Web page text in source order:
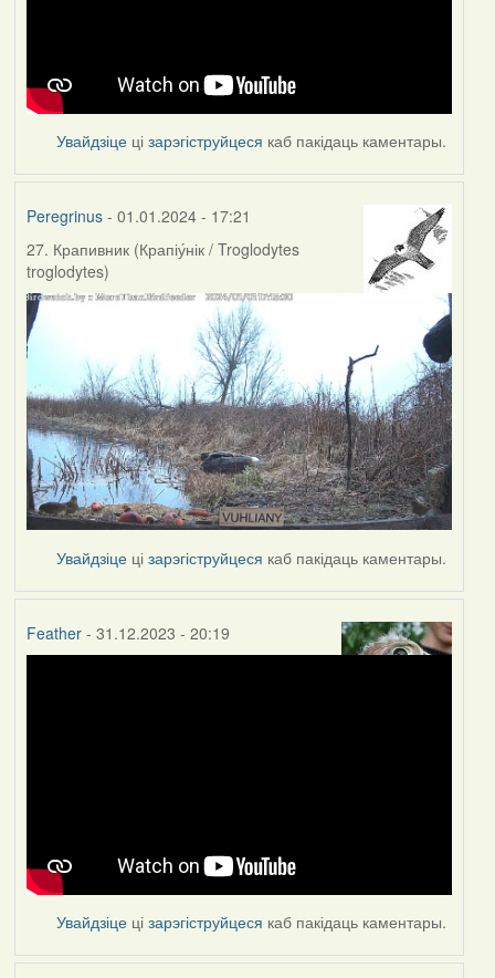
Увайдзіце цізарэгіструйцеся каб пакідаць каментары.
Peregrinus- 01.01.2024 - 17:21
27. Крапивник (Крапіу́нік / Troglodytes
troglodytes)
Увайдзіце цізарэгіструйцеся каб пакідаць каментары.
Feather- 31.12.2023 - 20:19
Увайдзіце цізарэгіструйцеся каб пакідаць каментары.